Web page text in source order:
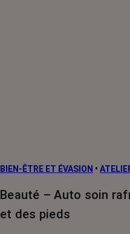
BIEN-ÊTRE ET ÉVASION •
Beauté – Auto soin
et des pieds